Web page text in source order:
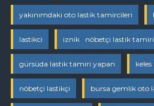
yakınımdaki oto lastik tamircileri
lastikci iznik nöbetçi lastik tamiri
gürsüda lastik tamiri yapan
nöbetçi lastikçi bursa gemlik oto